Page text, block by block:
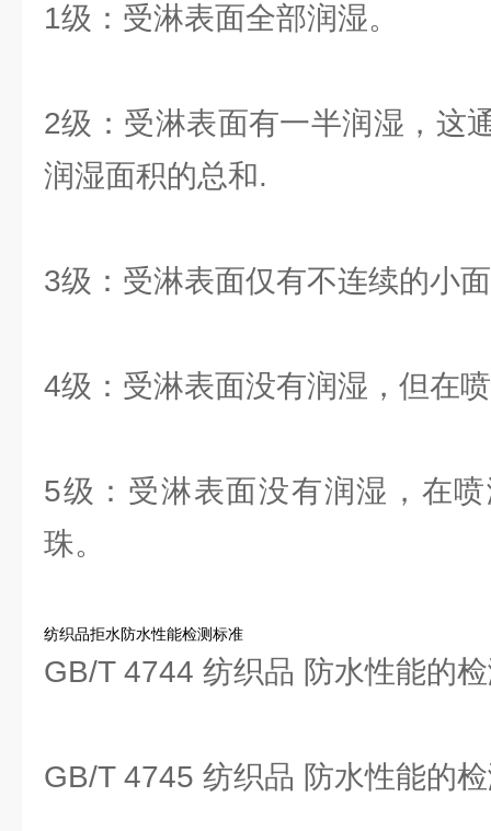
1级：受淋表面全部润湿。
2级：受淋表面有一半润湿，这
润湿面积的总和.
3级：受淋表面仅有不连续的小
4级：受淋表面没有润湿，但在
5级：受淋表面没有润湿，在
珠。
纺织品拒水防水性能检测标准
GB/T 4744 纺织品 防水性能的
GB/T 4745 纺织品 防水性能的